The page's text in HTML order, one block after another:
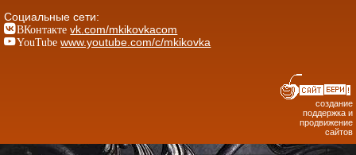
Социальные сети:
ВКонтакте vk.com/mkikovkacom
YouTube www.youtube.com/c/mkikovka
создание
поддержка и
продвижение
сайтов